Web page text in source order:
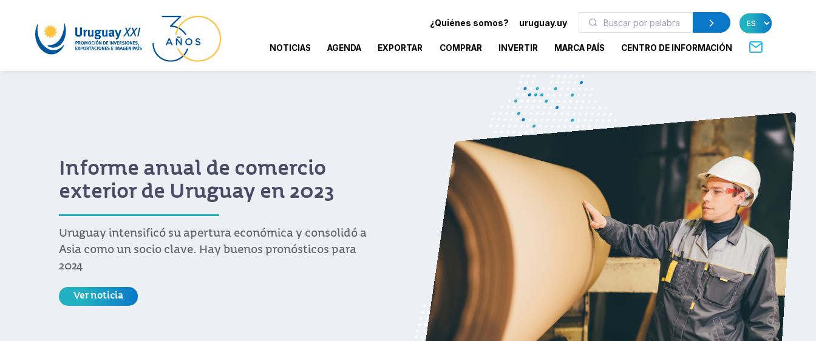
¿Quiénes somos? uruguay.uy
NOTICIAS AGENDA EXPORTAR COMPRAR INVERTIR MARCA PAÍS CENTRO DE INFORMACIÓN
Informe anual de comercio
exterior de Uruguay en 2023
Uruguay intensificó su apertura económica y consolidó a
Asia como un socio clave. Hay buenos pronósticos para
2024
Ver noticia